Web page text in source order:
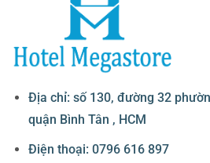
Địa chỉ: số 130, đường 32
quận Bình Tân , HCM
Điện thoại: 0796 616 897